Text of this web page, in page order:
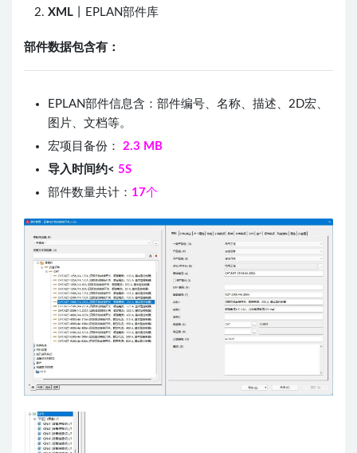
XML 丨EPLAN部件库
部件数据包含有：
EPLAN部件信息含：部件编号、名称、描述、2D宏、
图片、文档等。
宏项目备份： 2.3 MB
导入时间约< 5S
部件数量共计： 17个